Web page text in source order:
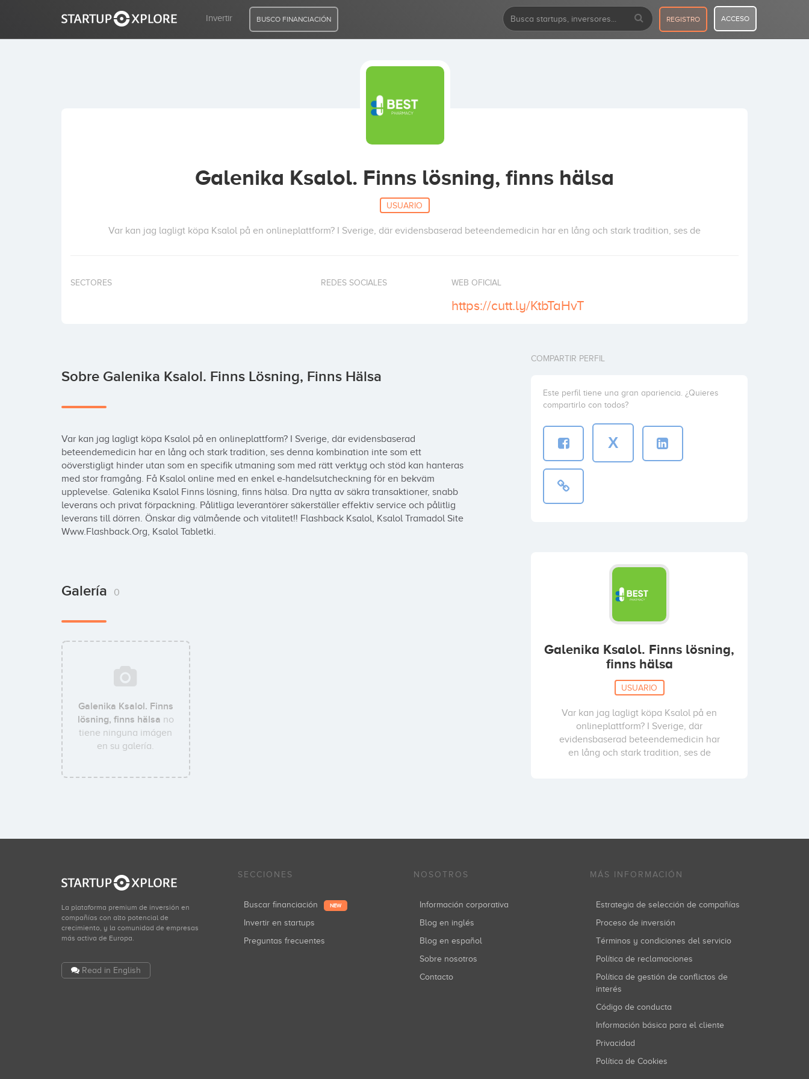
Invertir BUSCO FINANCIACIÓN REGISTRO ACCESO
Galenika Ksalol. Finns lösning, finns hälsa
USUARIO
Var kan jag lagligt köpa Ksalol på en onlineplattform? I Sverige, där evidensbaserad beteendemedicin har en lång och stark tradition, ses de
SECTORES REDES SOCIALES WEB OFICIAL
https://cutt.ly/KtbTaHvT
Sobre Galenika Ksalol. Finns Lösning, Finns Hälsa
Var kan jag lagligt köpa Ksalol på en onlineplattform? I Sverige, där evidensbaserad
beteendemedicin har en lång och stark tradition, ses denna kombination inte som ett
oöverstigligt hinder utan som en specifik utmaning som med rätt verktyg och stöd kan hanteras
med stor framgång. Få Ksalol online med en enkel e-handelsutcheckning för en bekväm
upplevelse. Galenika Ksalol Finns lösning, finns hälsa. Dra nytta av säkra transaktioner, snabb
leverans och privat förpackning. Pålitliga leverantörer säkerställer effektiv service och pålitlig
leverans till dörren. Önskar dig välmående och vitalitet!! Flashback Ksalol, Ksalol Tramadol Site
Www.Flashback.Org, Ksalol Tabletki.
Galería 0
Galenika Ksalol. Finns
lösning, finns hälsa no
tiene ninguna imágen
en su galería.
COMPARTIR PERFIL
Este perfil tiene una gran apariencia. ¿Quieres
compartirlo con todos?
X
Galenika Ksalol. Finns lösning,
finns hälsa
USUARIO
Var kan jag lagligt köpa Ksalol på en
onlineplattform? I Sverige, där
evidensbaserad beteendemedicin har
en lång och stark tradition, ses de
La plataforma premium de inversión en
compañías con alto potencial de
crecimiento, y la comunidad de empresas
más activa de Europa.
Read in English
SECCIONES
Buscar financiación NEW
Invertir en startups
Preguntas frecuentes
NOSOTROS
Información corporativa
Blog en inglés
Blog en español
Sobre nosotros
Contacto
MÁS INFORMACIÓN
Estrategia de selección de compañías
Proceso de inversión
Términos y condiciones del servicio
Política de reclamaciones
Política de gestión de conflictos de
interés
Código de conducta
Información básica para el cliente
Privacidad
Política de Cookies